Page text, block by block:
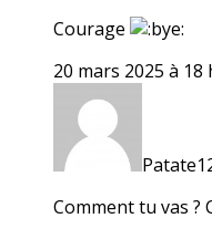
Courage
20 mars 2025 à 18
Comment tu vas ?